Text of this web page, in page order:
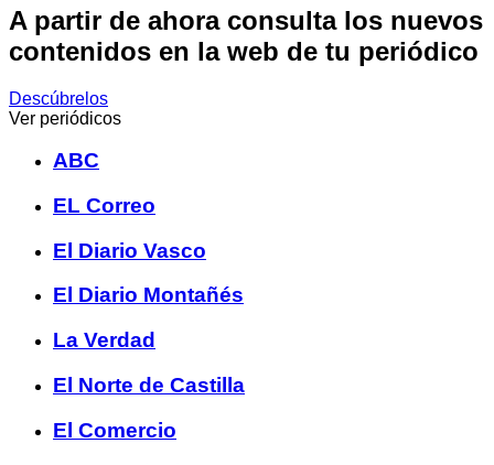
A partir de ahora consulta los nuevos
contenidos en la web de tu periódico
Descúbrelos
Ver periódicos
ABC
EL Correo
El Diario Vasco
El Diario Montañés
La Verdad
El Norte de Castilla
El Comercio